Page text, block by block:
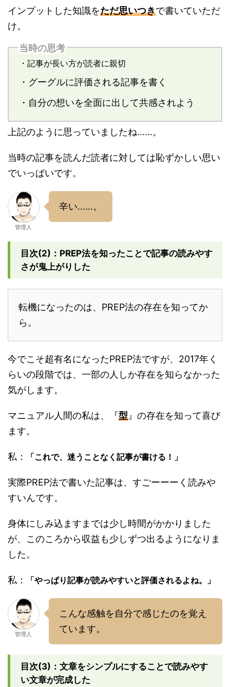
インプットした知識をただ思いつきで書いていただ
け。
当時の思考
・記事が長い方が読者に親切
・グーグルに評価される記事を書く
・自分の想いを全面に出して共感されよう
上記のように思っていましたね……。
当時の記事を読んだ読者に対しては恥ずかしい思い
でいっぱいです。
管理人
辛い……。
目次(2)：PREP法を知ったことで記事の読みやす
さが鬼上がりした
転機になったのは、PREP法の存在を知ってか
ら。
今でこそ超有名になったPREP法ですが、2017年く
らいの段階では、一部の人しか存在を知らなかった
気がします。
マニュアル人間の私は、『型 』の存在を知って喜び
ます。
私： 「これで、迷うことなく記事が書ける！」
実際PREP法で書いた記事は、すごーーーく読みや
すいんです。
身体にしみ込ますまでは少し時間がかかりました
が、このころから収益も少しずつ出るようになりま
した。
私： 「やっぱり記事が読みやすいと評価されるよね。」
管理人
こんな感触を自分で感じたのを覚え
ています。
目次(3)：文章をシンプルにすることで読みやす
い文章が完成した